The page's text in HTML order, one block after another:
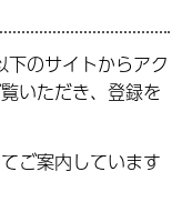
のサイトからアク
いただき、登録を
ご案内しています